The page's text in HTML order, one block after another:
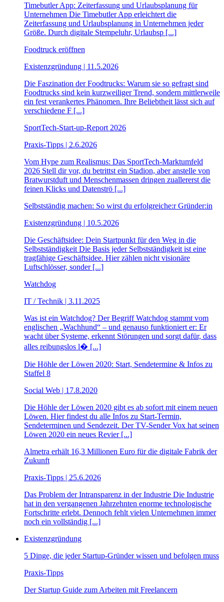
Timebutler App: Zeiterfassung und Urlaubsplanung für
Unternehmen Die Timebutler App erleichtert die
Zeiterfassung und Urlaubsplanung in Unternehmen jeder
Größe. Durch digitale Stempeluhr, Urlaubsp [...]
Foodtruck eröffnen
Existenzgründung | 11.5.2026
Die Faszination der Foodtrucks: Warum sie so gefragt sind
Foodtrucks sind kein kurzweiliger Trend, sondern mittlerweile
ein fest verankertes Phänomen. Ihre Beliebtheit lässt sich auf
verschiedene F [...]
SportTech-Start-up-Report 2026
Praxis-Tipps | 2.6.2026
Vom Hype zum Realismus: Das SportTech-Marktumfeld
2026 Stell dir vor, du betrittst ein Stadion, aber anstelle von
Bratwurstduft und Menschenmassen dringen zuallererst die
feinen Klicks und Datenströ [...]
Selbstständig machen: So wirst du erfolgreiche:r Gründer:in
Existenzgründung | 10.5.2026
Die Geschäftsidee: Dein Startpunkt für den Weg in die
Selbstständigkeit Die Basis jeder Selbstständigkeit ist eine
tragfähige Geschäftsidee. Hier zählen nicht visionäre
Luftschlösser, sonder [...]
Watchdog
IT / Technik | 3.11.2025
Was ist ein Watchdog? Der Begriff Watchdog stammt vom
englischen „Wachhund“ – und genauso funktioniert er: Er
wacht über Systeme, erkennt Störungen und sorgt dafür, dass
alles reibungslos l� [...]
Die Höhle der Löwen 2020: Start, Sendetermine & Infos zu
Staffel 8
Social Web | 17.8.2020
Die Höhle der Löwen 2020 gibt es ab sofort mit einem neuen
Löwen. Hier findest du alle Infos zu Start-Termin,
Sendeterminen und Sendezeit. Der TV-Sender Vox hat seinen
Löwen 2020 ein neues Revier [...]
Almetra erhält 16,3 Millionen Euro für die digitale Fabrik der
Zukunft
Praxis-Tipps | 25.6.2026
Das Problem der Intransparenz in der Industrie Die Industrie
hat in den vergangenen Jahrzehnten enorme technologische
Fortschritte erlebt. Dennoch fehlt vielen Unternehmen immer
noch ein vollständig [...]
Existenzgründung
5 Dinge, die jeder Startup-Gründer wissen und befolgen muss
Praxis-Tipps
Der Startup Guide zum Arbeiten mit Freelancern